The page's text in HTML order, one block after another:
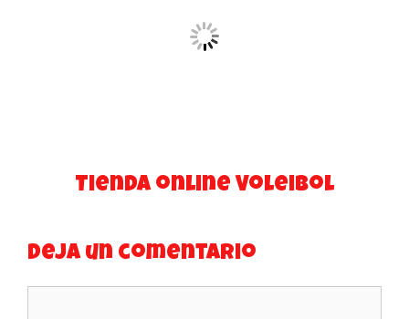
Tienda online Voleibol
Deja un comentario